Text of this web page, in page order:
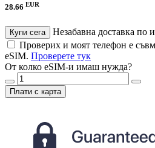
28.66 EUR
Купи сега
Незабавна доставка по
Проверих и моят телефон е
eSIM. Проверете тук
От колко eSIM-и имаш нужда?
Плати с карта